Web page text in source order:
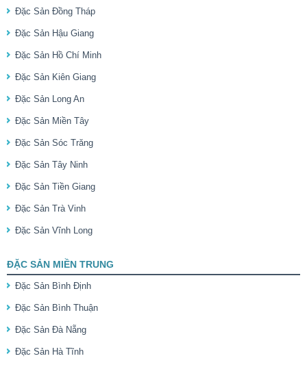
Đặc Sản Đồng Tháp
Đặc Sản Hậu Giang
Đặc Sản Hồ Chí Minh
Đặc Sản Kiên Giang
Đặc Sản Long An
Đặc Sản Miền Tây
Đặc Sản Sóc Trăng
Đặc Sản Tây Ninh
Đặc Sản Tiền Giang
Đặc Sản Trà Vinh
Đặc Sản Vĩnh Long
ĐẶC SẢN MIỀN TRUNG
Đặc Sản Bình Định
Đặc Sản Bình Thuận
Đặc Sản Đà Nẵng
Đặc Sản Hà Tĩnh